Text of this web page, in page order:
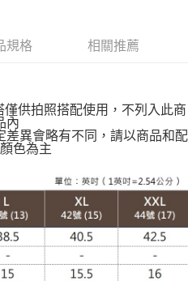
免運費
)免運費
)免運費
運費
免運費
規格 相關推薦
供拍照搭配使用，不列入此商
內
差異會略有不同，請以商品和配
色為主